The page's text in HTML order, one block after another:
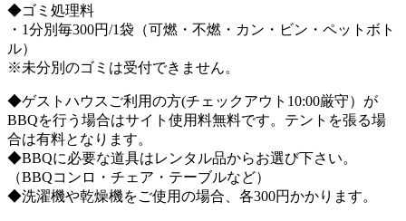
◆ゴミ処理料
・1分別毎300円/1袋（可燃・不燃・カン・ビン・ペットボト
ル）
※未分別のゴミは受付できません。
◆ゲストハウスご利用の方(チェックアウト10:00厳守）が
BBQを行う場合はサイト使用料無料です。テントを張る場
合は有料となります。
◆BBQに必要な道具はレンタル品からお選び下さい。
（BBQコンロ・チェア・テーブルなど）
◆洗濯機や乾燥機をご使用の場合、各300円かかります。